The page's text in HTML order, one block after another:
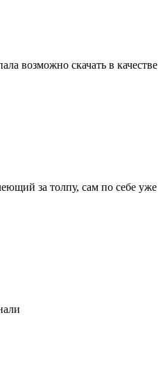
возможно скачать в качестве
за толпу, сам по себе уже